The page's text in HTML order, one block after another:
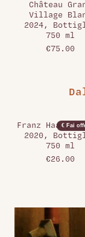
Château
Village
2024,
750 ml
€75.00
€ Fai
Franz Haas,
2020,
750 ml
€26.00